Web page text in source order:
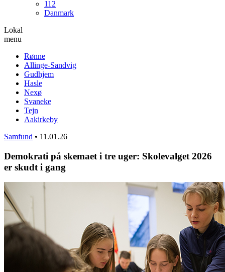
112
Danmark
Lokal
menu
Rønne
Allinge-Sandvig
Gudhjem
Hasle
Nexø
Svaneke
Tejn
Aakirkeby
Samfund • 11.01.26
Demokrati på skemaet i tre uger: Skolevalget 2026
er skudt i gang